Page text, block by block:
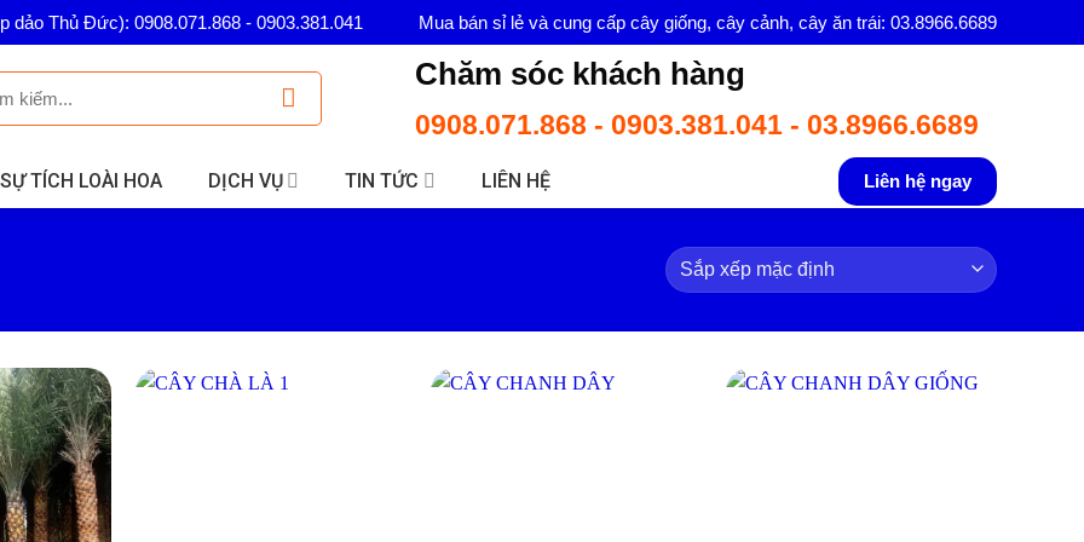
dảo Thủ Đức): 0908.071.868 - 0903.381.041 Mua bán sỉ lẻ và cung cấp cây giống, cây cảnh, cây ăn trái: 03.8966.6689
Chăm sóc khách hàng
0908.071.868 - 0903.381.041 - 03.8966.6689
SỰ TÍCH LOÀI HOA DỊCH VỤ TIN TỨC LIÊN HỆ Liên hệ ngay